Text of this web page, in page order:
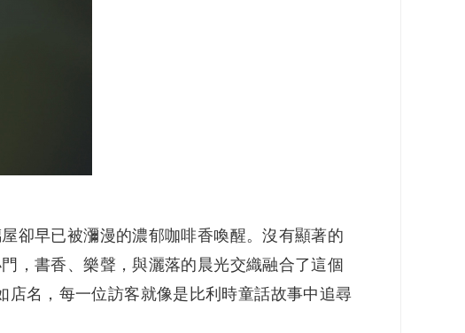
卻早已被瀰漫的濃郁咖啡香喚醒。沒有顯著的
，書香、樂聲，與灑落的晨光交織融合了這個
名，每一位訪客就像是比利時童話故事中追尋